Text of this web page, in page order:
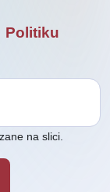
Politiku
na slici.